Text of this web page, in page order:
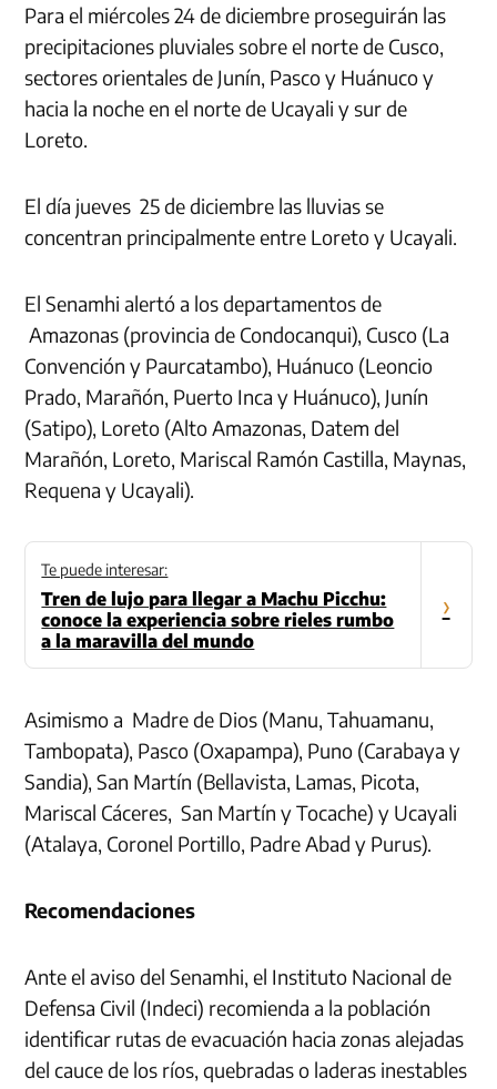
Para el miércoles 24 de diciembre proseguirán las
precipitaciones pluviales sobre el norte de Cusco,
sectores orientales de Junín, Pasco y Huánuco y
hacia la noche en el norte de Ucayali y sur de
Loreto.
El día jueves 25 de diciembre las lluvias se
concentran principalmente entre Loreto y Ucayali.
El Senamhi alertó a los departamentos de
Amazonas (provincia de Condocanqui), Cusco (La
Convención y Paurcatambo), Huánuco (Leoncio
Prado, Marañón, Puerto Inca y Huánuco), Junín
(Satipo), Loreto (Alto Amazonas, Datem del
Marañón, Loreto, Mariscal Ramón Castilla, Maynas,
Requena y Ucayali).
Te puede interesar:
Tren de lujo para llegar a Machu Picchu:
conoce la experiencia sobre rieles rumbo
a la maravilla del mundo
›
Asimismo a Madre de Dios (Manu, Tahuamanu,
Tambopata), Pasco (Oxapampa), Puno (Carabaya y
Sandia), San Martín (Bellavista, Lamas, Picota,
Mariscal Cáceres, San Martín y Tocache) y Ucayali
(Atalaya, Coronel Portillo, Padre Abad y Purus).
Recomendaciones
Ante el aviso del Senamhi, el Instituto Nacional de
Defensa Civil (Indeci) recomienda a la población
identificar rutas de evacuación hacia zonas alejadas
del cauce de los ríos, quebradas o laderas inestables